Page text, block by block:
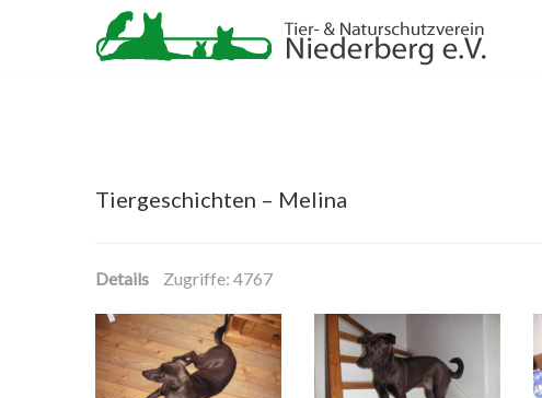
Tiergeschichten – Melina
Details Zugriffe: 4767